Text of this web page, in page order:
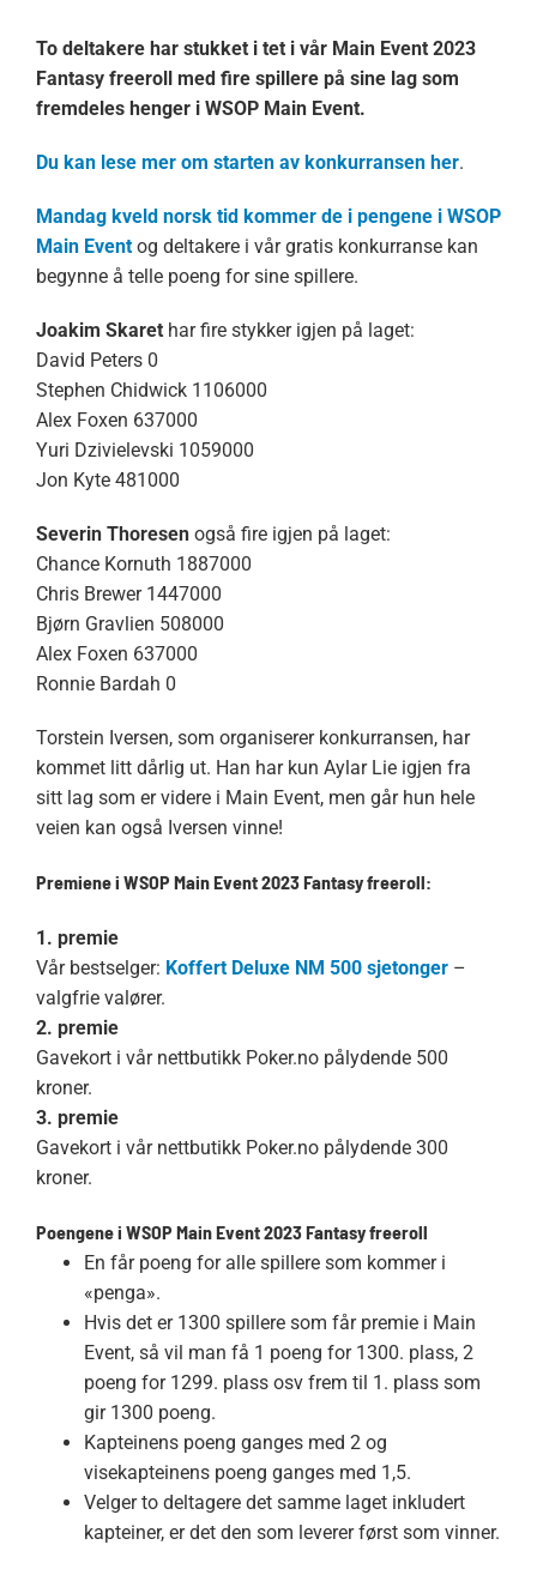
To deltakere har stukket i tet i vår Main Event 2023
Fantasy freeroll med fire spillere på sine lag som
fremdeles henger i WSOP Main Event.
Du kan lese mer om starten av konkurransen her.
Mandag kveld norsk tid kommer de i pengene i WSOP
Main Eventog deltakere i vår gratis konkurranse kan
begynne å telle poeng for sine spillere.
Joakim Skarethar fire stykker igjen på laget:
David Peters 0
Stephen Chidwick 1106000
Alex Foxen 637000
Yuri Dzivielevski 1059000
Jon Kyte 481000
Severin Thoresenogså fire igjen på laget:
Chance Kornuth 1887000
Chris Brewer 1447000
Bjørn Gravlien 508000
Alex Foxen 637000
Ronnie Bardah 0
Torstein Iversen, som organiserer konkurransen, har
kommet litt dårlig ut. Han har kun Aylar Lie igjen fra
sitt lag som er videre i Main Event, men går hun hele
veien kan også Iversen vinne!
Premiene i WSOP Main Event 2023 Fantasy freeroll:
1. premie
Vår bestselger: Koffert Deluxe NM 500 sjetonger–
valgfrie valører.
2. premie
Gavekort i vår nettbutikk Poker.no pålydende 500
kroner.
3. premie
Gavekort i vår nettbutikk Poker.no pålydende 300
kroner.
Poengene i WSOP Main Event 2023 Fantasy freeroll
En får poeng for alle spillere som kommer i
«penga».
Hvis det er 1300 spillere som får premie i Main
Event, så vil man få 1 poeng for 1300. plass, 2
poeng for 1299. plass osv frem til 1. plass som
gir 1300 poeng.
Kapteinens poeng ganges med 2 og
visekapteinens poeng ganges med 1,5.
Velger to deltagere det samme laget inkludert
kapteiner, er det den som leverer først som vinner.